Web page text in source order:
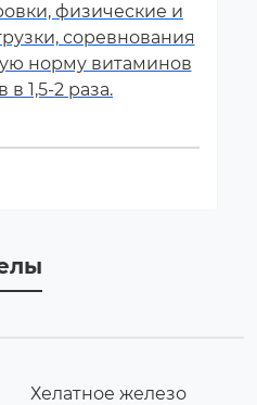
физические и
соревнования
норму витаминов
1,5-2 раза.
Хелатное железо